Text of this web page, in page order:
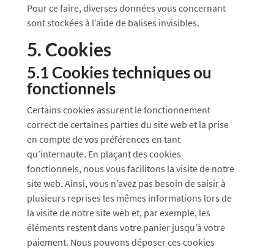
Pour ce faire, diverses données vous concernant
sont stockées à l’aide de balises invisibles.
5. Cookies
5.1 Cookies techniques ou
fonctionnels
Certains cookies assurent le fonctionnement
correct de certaines parties du site web et la prise
en compte de vos préférences en tant
qu’internaute. En plaçant des cookies
fonctionnels, nous vous facilitons la visite de notre
site web. Ainsi, vous n’avez pas besoin de saisir à
plusieurs reprises les mêmes informations lors de
la visite de notre site web et, par exemple, les
éléments restent dans votre panier jusqu’à votre
paiement. Nous pouvons déposer ces cookies